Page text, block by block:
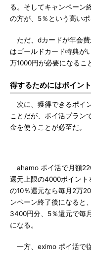
る。そしてキャンペーン
の方が、5％という高い
ただ、dカードが年会費
はゴールドカード特典が
万1000円が必要になるこ
得するためにはポイン
次に、獲得できるポイ
ことだが、ポイ活プラン
金を使うことが必至だ。
ahamo ポイ活で月額
還元上限の4000ポイント
の10％還元なら毎月2万
ンペーン終了後になると
3400円分、5％還元で毎
になる。
一方、eximo ポイ活で